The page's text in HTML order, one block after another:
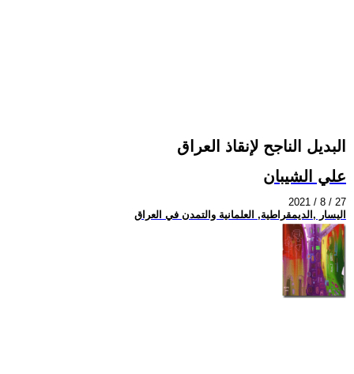
البديل الناجح لإنقاذ العراق
علي الشيبان
2021 / 8 / 27
اليسار ,الديمقراطية, العلمانية والتمدن في العراق